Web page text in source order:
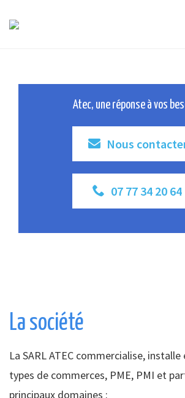
Atec, une réponse à vos
Nous
07 77 34 20 64
La société
La SARL ATEC commercialise,
types de commerces, PME, PMI et
principaux domaines :